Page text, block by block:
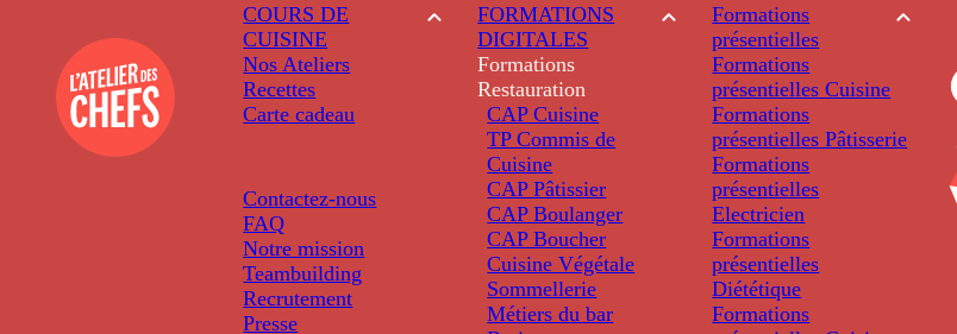
COURS DE
CUISINE
Nos Ateliers
Recettes
Carte cadeau
Contactez-nous
FAQ
Notre mission
Teambuilding
Recrutement
Presse
FORMATIONS
DIGITALES
Formations
Restauration
CAP Cuisine
TP Commis de
Cuisine
CAP Pâtissier
CAP Boulanger
CAP Boucher
Cuisine Végétale
Sommellerie
Métiers du bar
Formations
présentielles
Formations
présentielles Cuisine
Formations
présentielles Pâtisserie
Formations
présentielles
Electricien
Formations
présentielles
Diététique
Formations